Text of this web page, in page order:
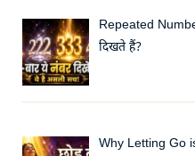
Repeated
दिखते हैं?
Why Letting Go